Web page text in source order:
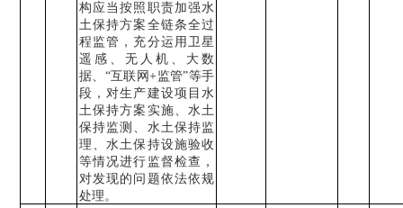
构应当按照职责加强水
土保持方案全链条全过
程监管，充分运用卫星
遥感、无人机、大数
据、 “互联网+监管”等手
段，对生产建设项目水
土保持方案实施、水土
保持监测、水土保持监
理、水土保持设施验收
等情况进行监督检查，
对发现的问题依法依规
处理。